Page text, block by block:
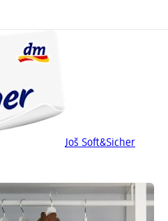
Još Soft&Sicher